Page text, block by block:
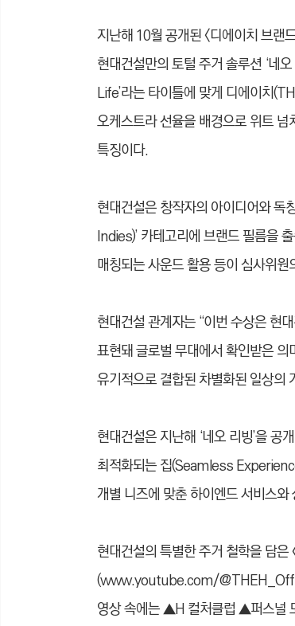
지난해 10월 공개된 <디에이치 브랜
현대건설만의 토털 주거 솔루션 ‘네
Life’라는 타이틀에 맞게 디에이치
오케스트라 선율을 배경으로 위트
특징이다.
현대건설은 창작자의 아이디어와
Indies)’ 카테고리에 브랜드 필름을
매칭되는 사운드 활용 등이 심사위
현대건설 관계자는 “이번 수상은 현
표현돼 글로벌 무대에서 확인받은
유기적으로 결합된 차별화된 일상의
현대건설은 지난해 ‘네오 리빙’을
최적화되는 집(Seamless
개별 니즈에 맞춘 하이엔드 서비스
현대건설의 특별한 주거 철학을 담
(www.youtube.com/
영상 속에는 ▲H 컬처클럽 ▲퍼스널